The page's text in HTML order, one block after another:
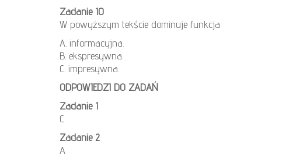
Zadanie 10
W powyższym tekście dominuje funkcja
A. informacyjna.
B. ekspresywna.
C. impresywna.
ODPOWIEDZI DO ZADAŃ
Zadanie 1
C
Zadanie 2
A